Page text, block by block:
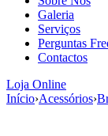
Galeria
Serviços
Perguntas
Contactos
Loja Online
Início›Acessórios›
aumenta a
probabilidade
de ver
conteúdo e
ofertas